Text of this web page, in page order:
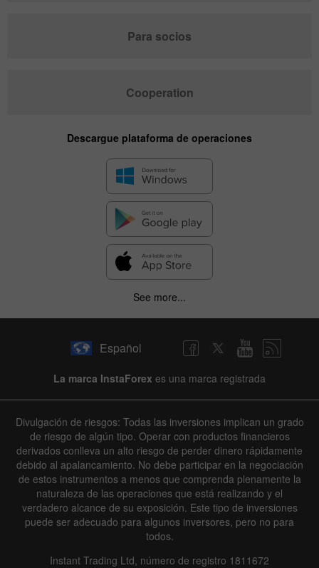
Para socios
Cooperation
Descargue plataforma de operaciones
See more...
Español
La marca InstaForex es una marca registrada
Divulgación de riesgos: Todas las inversiones implican un grado
de riesgo de algún tipo. Operar con productos financieros
derivados conlleva un alto riesgo de perder dinero rápidamente
debido al apalancamiento. No debe participar en la negociación
de estos instrumentos a menos que comprenda plenamente la
naturaleza de las operaciones que está realizando y el
verdadero alcance de su exposición. Este tipo de inversiones
puede ser adecuado para algunos inversores, pero no para
todos.
Instant Trading Ltd, número de registro 1811672